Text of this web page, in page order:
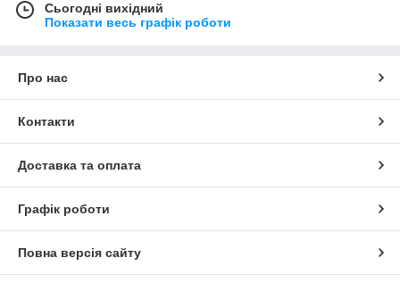
Сьогодні вихідний
Показати весь графік роботи
Про нас
Контакти
Доставка та оплата
Графік роботи
Повна версія сайту